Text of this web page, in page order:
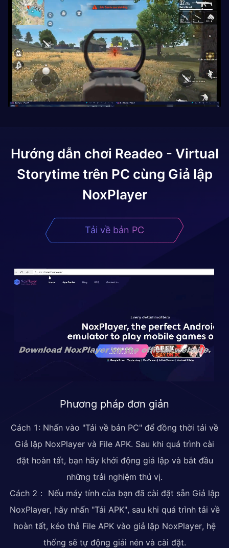
Hướng dẫn chơi Readeo - Virtual
Storytimetrên PC cùng Giả lập
NoxPlayer
Tải về bản PC
Phương pháp đơn giản
Cách 1: Nhấn vào "Tải về bản PC" để đồng thời tải về
Giả lập NoxPlayer và File APK. Sau khi quá trình cài
đặt hoàn tất, bạn hãy khởi động giả lập và bắt đầu
những trải nghiệm thú vị.
Cách 2： Nếu máy tính của bạn đã cài đặt sẵn Giả lập
NoxPlayer, hãy nhấn "Tải APK", sau khi quá trình tải về
hoàn tất, kéo thả File APK vào giả lập NoxPlayer, hệ
thống sẽ tự động giải nén và cài đặt.